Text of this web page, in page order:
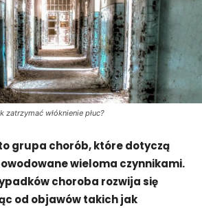
zatrzymać włóknienie płuc?
to grupa chorób, które dotyczą
wieloma czynnikami.
choroba rozwija się
od objawów takich jak